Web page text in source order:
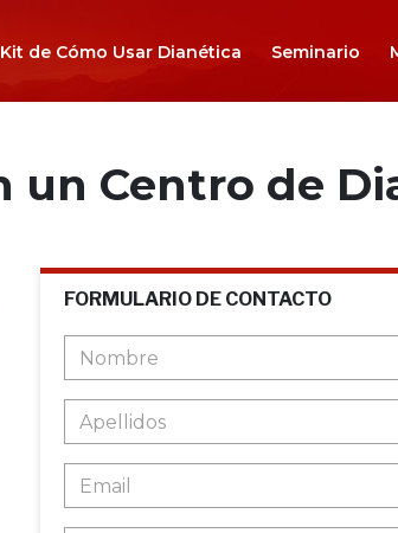
Kit de Cómo Usar Dianética Seminario
un Centro de
FORMULARIO DE CONTACTO